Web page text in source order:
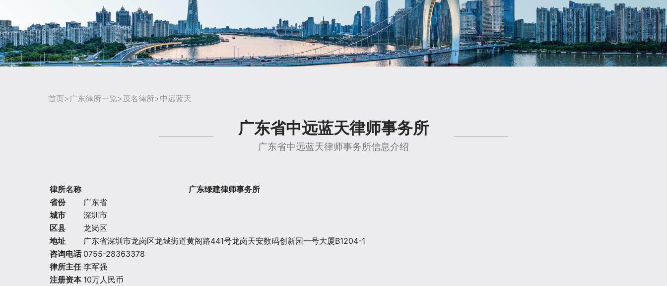
首页> 广东律所一览>茂名律所>中远蓝天
广东省中远蓝天律师事务所
广东省中远蓝天律师事务所信息介绍
律所名称
广东绿建律师事务所
省份
广东省
城市
深圳市
区县
龙岗区
地址
广东省深圳市龙岗区龙城街道黄阁路441号龙岗天安数码创新园一号大厦B1204-1
咨询电话 0755-28363378
律所主任 李军强
注册资本 10万人民币